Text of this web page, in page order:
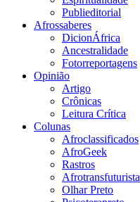
Publieditorial
Afrossaberes
DicionÁfrica
Ancestralidade
Fotorreportagens
Opinião
Artigo
Crônicas
Leitura Crítica
Colunas
Afroclassificados
AfroGeek
Rastros
Afrotransfuturista
Olhar Preto